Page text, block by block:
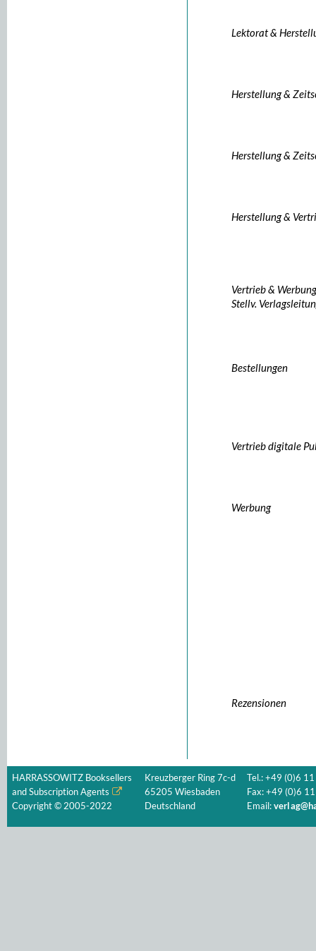
Lektorat &
Herstellung &
Herstellung &
Herstellung &
Vertrieb & Werbung
Stellv.
Bestellungen
Vertrieb digitale
Werbung
Rezensionen
HARRASSOWITZ Booksellers
and Subscription Agents
Copyright © 2005-2022
Kreuzberger Ring 7c-d
65205 Wiesbaden
Deutschland
Tel.: +49 (0)6
Fax: +49 (0)6
Email: